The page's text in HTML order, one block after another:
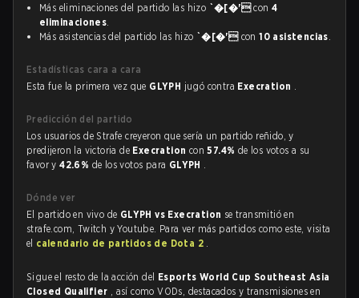
Más eliminaciones del partido las hizo `�[�'con4
eliminaciones.
Más asistencias del partido las hizo `�[�'con10 asistencias.
Estadísticas cara a cara
Esta fue la primera vez que GLYPH jugó contra Execration .
Predicción del partido
Los usuarios de Strafe creyeron que sería un partido reñido, y
predijeron la victoria de Execration con57.4% de los votos a su
favor y42.6% de los votos para GLYPH .
Dónde ver
El partido en vivo de GLYPH vs Execration se transmitió en
strafe.com, Twitch y Youtube. Para ver más partidos como este, visita
el calendario de partidos de Dota 2 .
Sigue el resto de la acción del Esports World Cup Southeast Asia
Closed Qualifier , así como VODs, destacados y transmisiones en